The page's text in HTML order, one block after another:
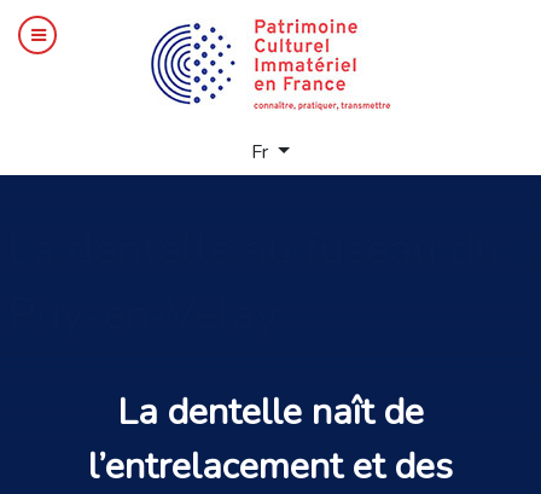
Fr
La dentelle naît de
l’entrelacement et des